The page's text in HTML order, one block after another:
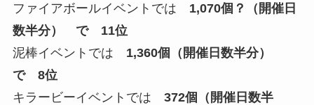
ファイアボールイベントでは 1,070個？（開催日
数半分） で 11位
泥棒イベントでは 1,360個（開催日数半分）
で 8位
キラービーイベントでは 372個
（開催日数半